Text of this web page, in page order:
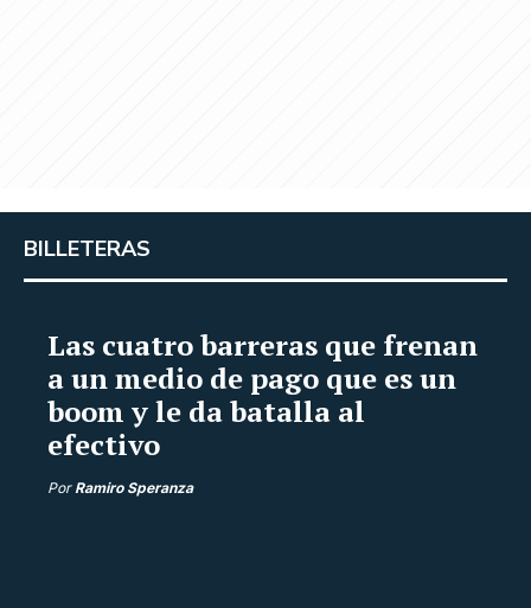
BILLETERAS
Las cuatro barreras que frenan
a un medio de pago que es un
boom y le da batalla al
efectivo
Por Ramiro Speranza